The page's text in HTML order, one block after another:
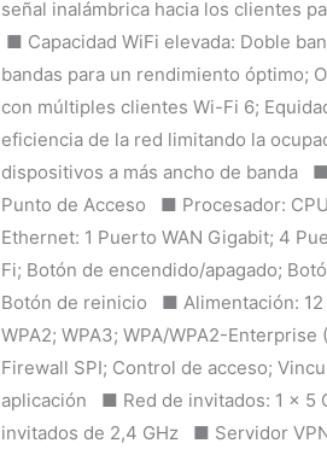
señal inalámbrica hacia los clientes
■ Capacidad WiFi elevada: Doble
bandas para un rendimiento óptimo;
con múltiples clientes Wi-Fi 6;
eficiencia de la red limitando la
dispositivos a más ancho de banda
Punto de Acceso ■ Procesador:
Ethernet: 1 Puerto WAN Gigabit; 4
Fi; Botón de encendido/apagado;
Botón de reinicio ■ Alimentación:
WPA2; WPA3; WPA/WPA2-
Firewall SPI; Control de acceso;
aplicación ■ Red de invitados: 1 × 5
invitados de 2,4 GHz ■ Servidor